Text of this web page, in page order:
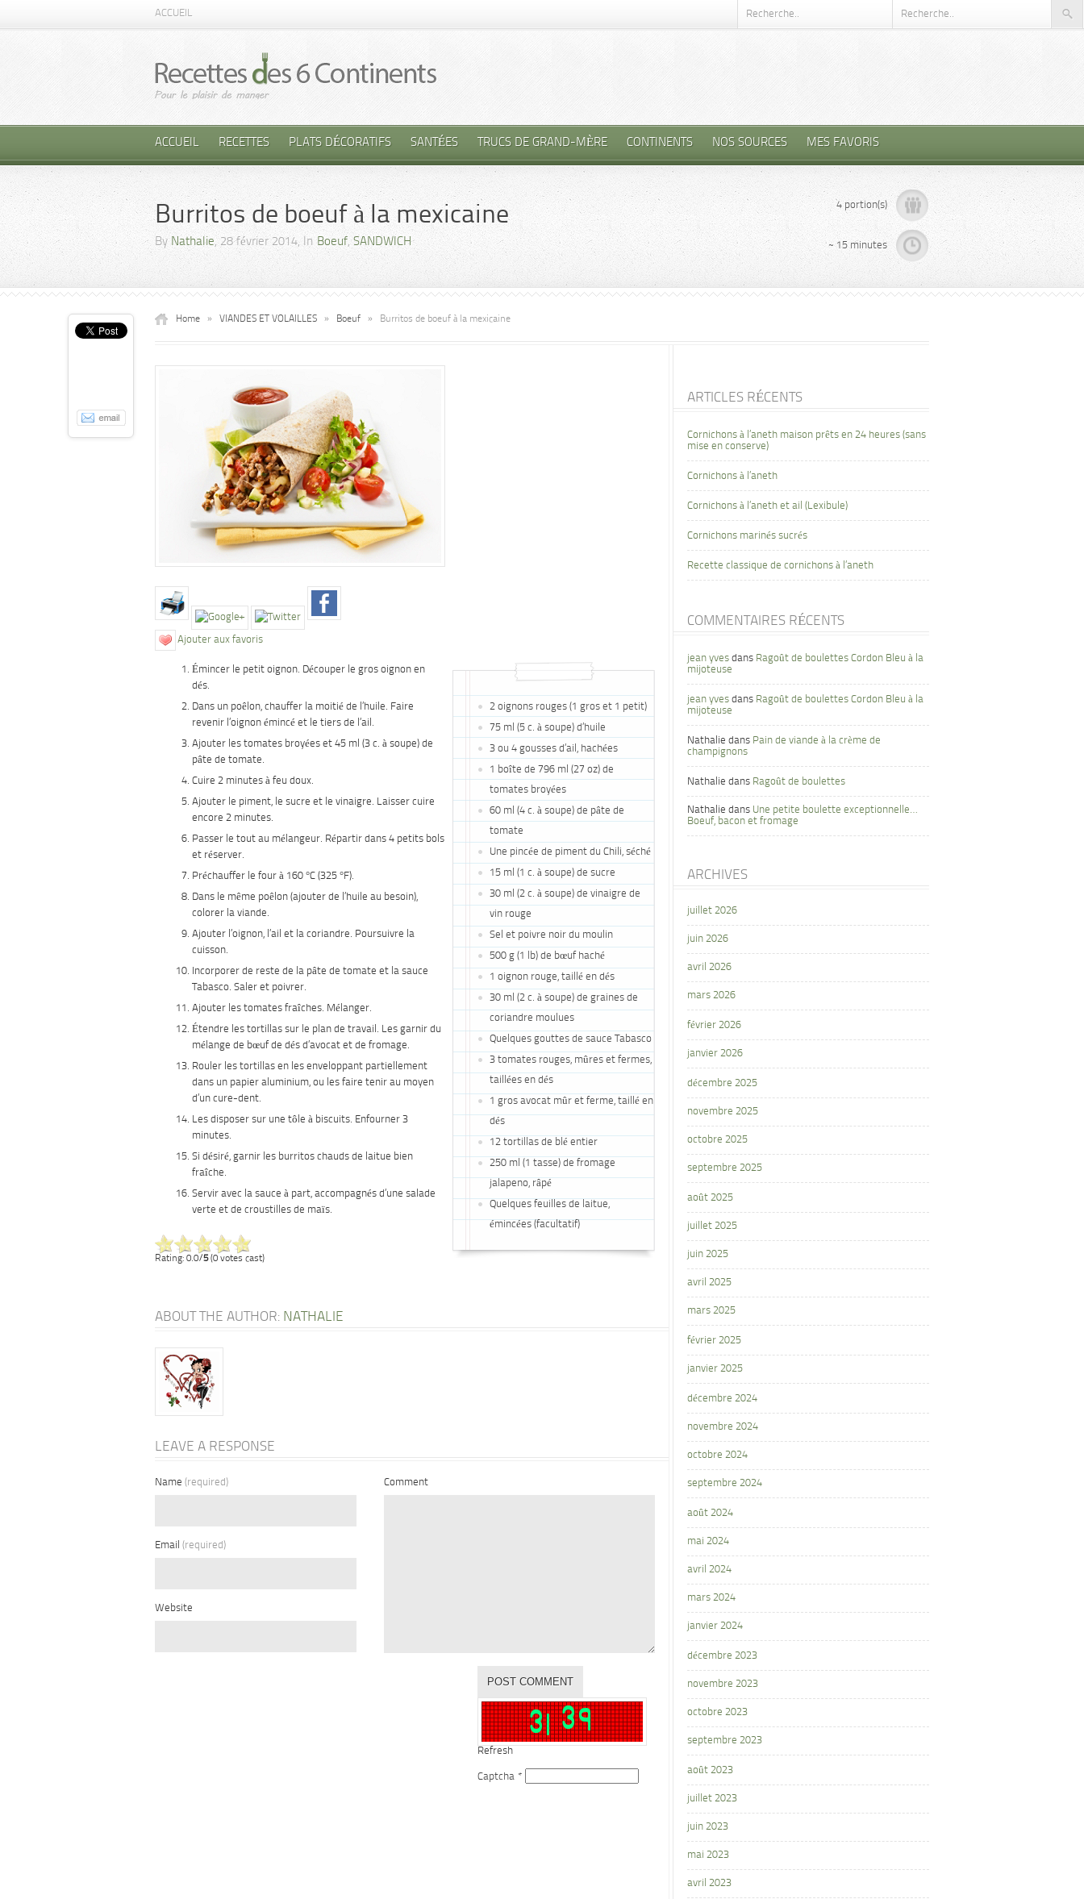
ACCUEIL
ACCUEIL RECETTES PLATS DÉCORATIFS SANTÉES TRUCS DE GRAND-MÈRE CONTINENTS NOS SOURCES MES FAVORIS
Burritos de boeuf à la mexicaine
By Nathalie, 28 février 2014, In Boeuf,SANDWICH
4 portion(s)
~ 15 minutes
Home » VIANDES ET VOLAILLES » Boeuf » Burritos de boeuf à la mexicaine
Ajouter aux favoris
2 oignons rouges (1 gros et 1 petit)
75 ml (5 c. à soupe) d’huile
3 ou 4 gousses d’ail, hachées
1 boîte de 796 ml (27 oz) de
tomates broyées
60 ml (4 c. à soupe) de pâte de
tomate
Une pincée de piment du Chili, séché
15 ml (1 c. à soupe) de sucre
30 ml (2 c. à soupe) de vinaigre de
vin rouge
Sel et poivre noir du moulin
500 g (1 lb) de bœuf haché
1 oignon rouge, taillé en dés
30 ml (2 c. à soupe) de graines de
coriandre moulues
Quelques gouttes de sauce Tabasco
3 tomates rouges, mûres et fermes,
taillées en dés
1 gros avocat mûr et ferme, taillé en
dés
12 tortillas de blé entier
250 ml (1 tasse) de fromage
jalapeno, râpé
Quelques feuilles de laitue,
émincées (facultatif)
Émincer le petit oignon. Découper le gros oignon en
dés.
Dans un poêlon, chauffer la moitié de l’huile. Faire
revenir l’oignon émincé et le tiers de l’ail.
Ajouter les tomates broyées et 45 ml (3 c. à soupe) de
pâte de tomate.
Cuire 2 minutes à feu doux.
Ajouter le piment, le sucre et le vinaigre. Laisser cuire
encore 2 minutes.
Passer le tout au mélangeur. Répartir dans 4 petits bols
et réserver.
Préchauffer le four à 160 °C (325 °F).
Dans le même poêlon (ajouter de l’huile au besoin),
colorer la viande.
Ajouter l’oignon, l’ail et la coriandre. Poursuivre la
cuisson.
Incorporer de reste de la pâte de tomate et la sauce
Tabasco. Saler et poivrer.
Ajouter les tomates fraîches. Mélanger.
Étendre les tortillas sur le plan de travail. Les garnir du
mélange de bœuf de dés d’avocat et de fromage.
Rouler les tortillas en les enveloppant partiellement
dans un papier aluminium, ou les faire tenir au moyen
d’un cure-dent.
Les disposer sur une tôle à biscuits. Enfourner 3
minutes.
Si désiré, garnir les burritos chauds de laitue bien
fraîche.
Servir avec la sauce à part, accompagnés d’une salade
verte et de croustilles de maïs.
Rating: 0.0/5(0 votes cast)
ABOUT THE AUTHOR: NATHALIE
LEAVE A RESPONSE
Name (required)
Email (required)
Website
Comment
Refresh
Captcha *
ARTICLES RÉCENTS
Cornichons à l’aneth maison prêts en 24 heures (sans
mise en conserve)
Cornichons à l’aneth
Cornichons à l’aneth et ail (Lexibule)
Cornichons marinés sucrés
Recette classique de cornichons à l’aneth
COMMENTAIRES RÉCENTS
jean yves dans Ragoût de boulettes Cordon Bleu à la
mijoteuse
jean yves dans Ragoût de boulettes Cordon Bleu à la
mijoteuse
Nathalie dans Pain de viande à la crème de
champignons
Nathalie dans Ragoût de boulettes
Nathalie dans Une petite boulette exceptionnelle…
Boeuf, bacon et fromage
ARCHIVES
juillet 2026
juin 2026
avril 2026
mars 2026
février 2026
janvier 2026
décembre 2025
novembre 2025
octobre 2025
septembre 2025
août 2025
juillet 2025
juin 2025
avril 2025
mars 2025
février 2025
janvier 2025
décembre 2024
novembre 2024
octobre 2024
septembre 2024
août 2024
mai 2024
avril 2024
mars 2024
janvier 2024
décembre 2023
novembre 2023
octobre 2023
septembre 2023
août 2023
juillet 2023
juin 2023
mai 2023
avril 2023